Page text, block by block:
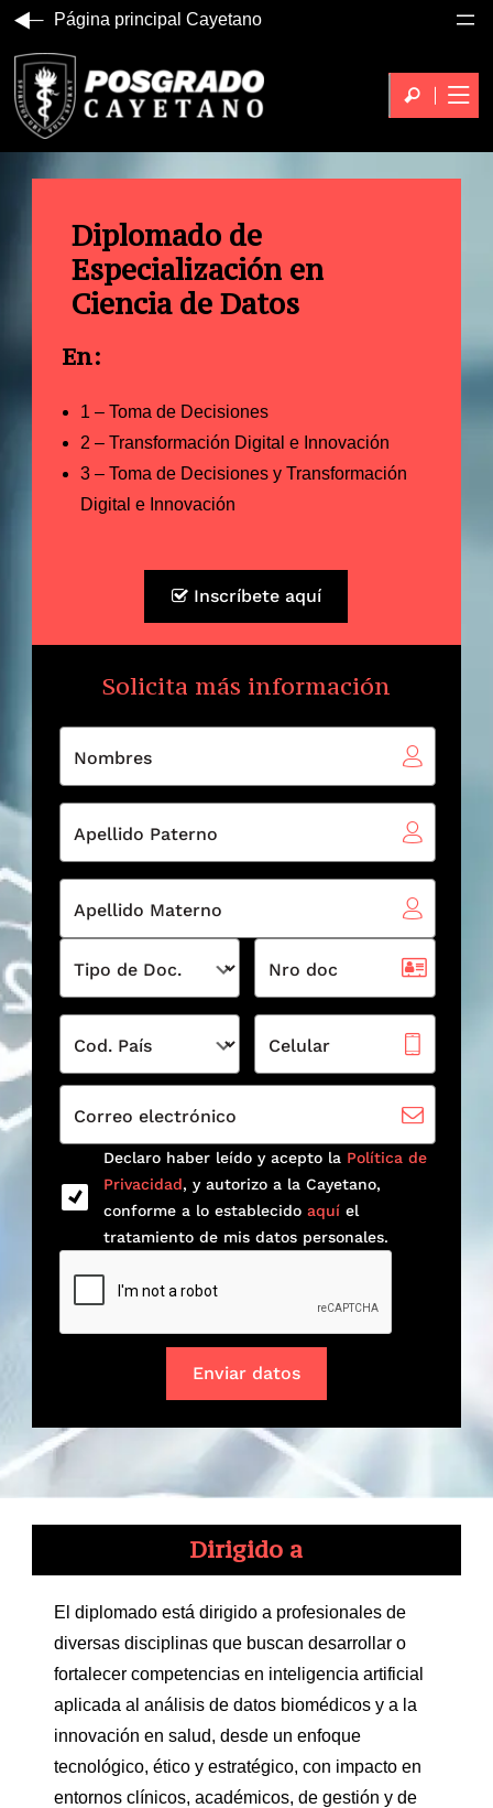
Página principal Cayetano
Diplomado de
Especialización en
Ciencia de Datos
En:
1 – Toma de Decisiones
2 – Transformación Digital e Innovación
3 – Toma de Decisiones y Transformación
Digital e Innovación
Inscríbete aquí
Solicita más información
Nombres
Apellido Paterno
Apellido Materno
Tipo de Doc. Nro doc
Cod. País Celular
Correo electrónico
Declaro haber leído y acepto la Política de
Privacidad, y autorizo a la Cayetano,
conforme a lo establecido aquí el
tratamiento de mis datos personales.
Enviar datos
Dirigido a
El diplomado está dirigido a profesionales de
diversas disciplinas que buscan desarrollar o
fortalecer competencias en inteligencia artificial
aplicada al análisis de datos biomédicos y a la
innovación en salud, desde un enfoque
tecnológico, ético y estratégico, con impacto en
entornos clínicos, académicos, de gestión y de